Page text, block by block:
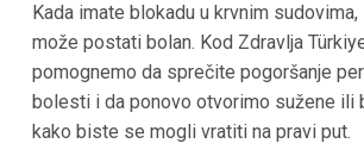
Kada imate blokadu u krvnim
može postati bolan. Kod Zdravlja
pomognemo da sprečite pogoršanje
bolesti i da ponovo otvorimo sužene ili
kako biste se mogli vratiti na pravi put.